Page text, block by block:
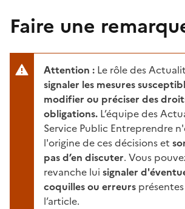
Faire une
Attention : Le rôle des
signaler les mesures
modifier ou préciser des
obligations. L’équipe des
Service Public Entreprendre
l'origine de ces décisions et
pas d’en discuter. Vous
revanche lui signaler
coquilles ou erreurs
l’article.